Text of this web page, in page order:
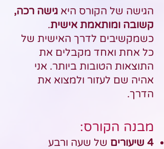
הגישה של הקורס היא גישה רכה,
קשובה ומותאמת אישית.
כשמקשיבים לדרך האישית של
כל אחת ואחד מקבלים את
התוצאות הטובות ביותר. אני
אהיה שם לעזור ולמצוא את
הדרך.
מבנה הקורס:
4 שיעורים
של שעה ורבע